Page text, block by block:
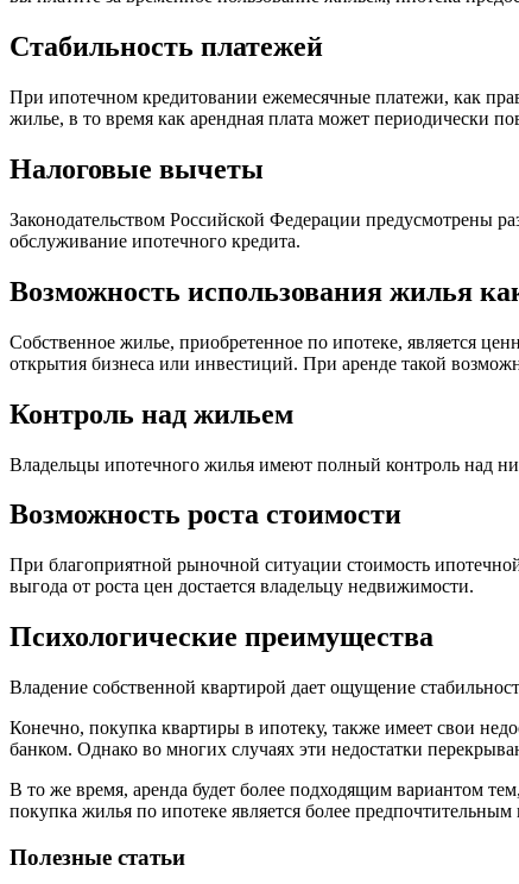
Стабильность платежей
При ипотечном кредитовании ежемесячные платежи, как
жилье, в то время как арендная плата может периодически
Налоговые вычеты
Законодательством Российской Федерации предусмотрены
обслуживание ипотечного кредита.
Возможность использования жилья
Собственное жилье, приобретенное по ипотеке, является
открытия бизнеса или инвестиций. При аренде такой
Контроль над жильем
Владельцы ипотечного жилья имеют полный контроль над
Возможность роста стоимости
При благоприятной рыночной ситуации стоимость
выгода от роста цен достается владельцу недвижимости.
Психологические преимущества
Владение собственной квартирой дает ощущение
Конечно, покупка квартиры в ипотеку, также имеет свои
банком. Однако во многих случаях эти недостатки
В то же время, аренда будет более подходящим вариантом
покупка жилья по ипотеке является более
Полезные статьи